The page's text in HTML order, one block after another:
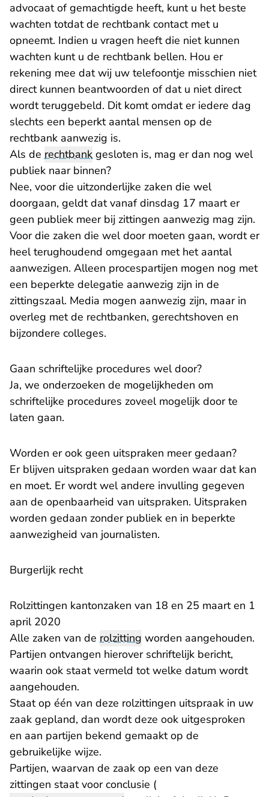
advocaat of gemachtigde heeft, kunt u het beste
wachten totdat de rechtbank contact met u
opneemt. Indien u vragen heeft die niet kunnen
wachten kunt u de rechtbank bellen. Hou er
rekening mee dat wij uw telefoontje misschien niet
direct kunnen beantwoorden of dat u niet direct
wordt teruggebeld. Dit komt omdat er iedere dag
slechts een beperkt aantal mensen op de
rechtbank aanwezig is.
Als de rechtbank gesloten is, mag er dan nog wel
publiek naar binnen?
Nee, voor die uitzonderlijke zaken die wel
doorgaan, geldt dat vanaf dinsdag 17 maart er
geen publiek meer bij zittingen aanwezig mag zijn.
Voor die zaken die wel door moeten gaan, wordt er
heel terughoudend omgegaan met het aantal
aanwezigen. Alleen procespartijen mogen nog met
een beperkte delegatie aanwezig zijn in de
zittingszaal. Media mogen aanwezig zijn, maar in
overleg met de rechtbanken, gerechtshoven en
bijzondere colleges.
Gaan schriftelijke procedures wel door?
Ja, we onderzoeken de mogelijkheden om
schriftelijke procedures zoveel mogelijk door te
laten gaan.
Worden er ook geen uitspraken meer gedaan?
Er blijven uitspraken gedaan worden waar dat kan
en moet. Er wordt wel andere invulling gegeven
aan de openbaarheid van uitspraken. Uitspraken
worden gedaan zonder publiek en in beperkte
aanwezigheid van journalisten.
Burgerlijk recht
Rolzittingen kantonzaken van 18 en 25 maart en 1
april 2020
Alle zaken van de rolzitting worden aangehouden.
Partijen ontvangen hierover schriftelijk bericht,
waarin ook staat vermeld tot welke datum wordt
aangehouden.
Staat op één van deze rolzittingen uitspraak in uw
zaak gepland, dan wordt deze ook uitgesproken
en aan partijen bekend gemaakt op de
gebruikelijke wijze.
Partijen, waarvan de zaak op een van deze
zittingen staat voor conclusie (